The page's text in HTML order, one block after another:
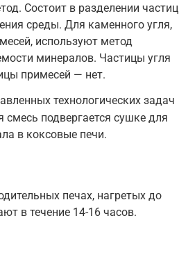
Состоит в разделении частиц
среды. Для каменного угля,
используют метод
минералов. Частицы угля
примесей — нет.
технологических задач
подвергается сушке для
в коксовые печи.
печах, нагретых до
в течение 14-16 часов.